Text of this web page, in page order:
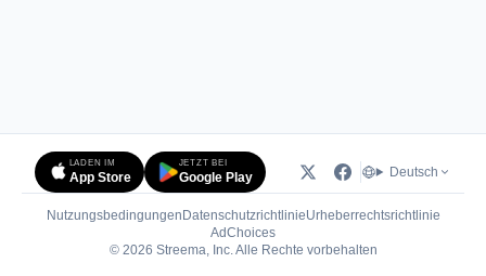
LADEN IM
App Store
JETZT BEI
Google Play Deutsch
Nutzungsbedingungen DatenschutzrichtlinieUrheberrechtsrichtlinie
AdChoices(öffnet in neuem Tab)
© 2026 Streema, Inc. Alle Rechte vorbehalten